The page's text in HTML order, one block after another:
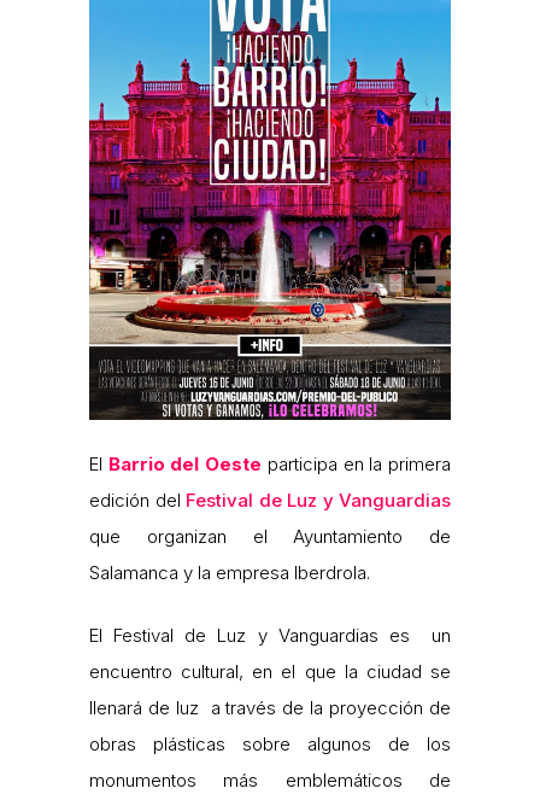
El Barrio del Oeste participa en la primera
edición del Festival de Luz y Vanguardias
que organizan el Ayuntamiento de
Salamanca y la empresa Iberdrola.
El Festival de Luz y Vanguardias es un
encuentro cultural, en el que la ciudad se
llenará de luz a través de la proyección de
obras plásticas sobre algunos de los
monumentos más emblemáticos de